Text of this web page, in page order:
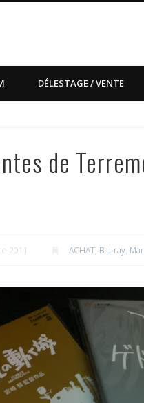
DÉLESTAGE / VENTE
de
2011 ACHAT, Blu-ray,